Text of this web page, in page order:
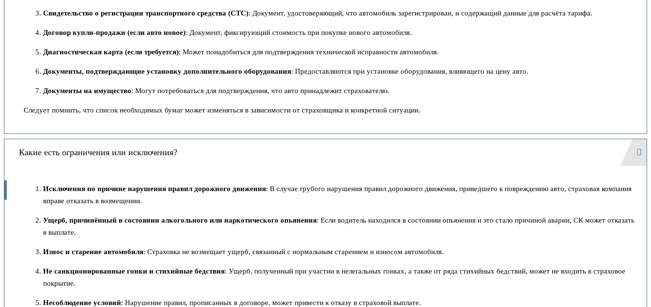
Свидетельство о регистрации транспортного средства (СТС): Документ, удостоверяющий, что автомобиль зарегистрирован, и содержащий данные для расчёта тарифа.
Договор купли-продажи (если авто новое): Документ, фиксирующий стоимость при покупке нового автомобиля.
Диагностическая карта (если требуется): Может понадобиться для подтверждения технической исправности автомобиля.
Документы, подтверждающие установку дополнительного оборудования: Предоставляются при установке оборудования, влияющего на цену авто.
Документы на имущество: Могут потребоваться для подтверждения, что авто принадлежит страхователю.
Следует помнить, что список необходимых бумаг может изменяться в зависимости от страховщика и конкретной ситуации.
Какие есть ограничения или исключения?
Исключения по причине нарушения правил дорожного движения: В случае грубого нарушения правил дорожного движения, приведшего к повреждению авто, страховая компания
вправе отказать в возмещении.
Ущерб, причинённый в состоянии алкогольного или наркотического опьянения: Если водитель находился в состоянии опьянения и это стало причиной аварии, СК может отказать
в выплате.
Износ и старение автомобиля: Страховка не возмещает ущерб, связанный с нормальным старением и износом автомобиля.
Не санкционированные гонки и стихийные бедствия: Ущерб, полученный при участии в нелегальных гонках, а также от ряда стихийных бедствий, может не входить в страховое
покрытие.
Несоблюдение условий: Нарушение правил, прописанных в договоре, может привести к отказу в страховой выплате.